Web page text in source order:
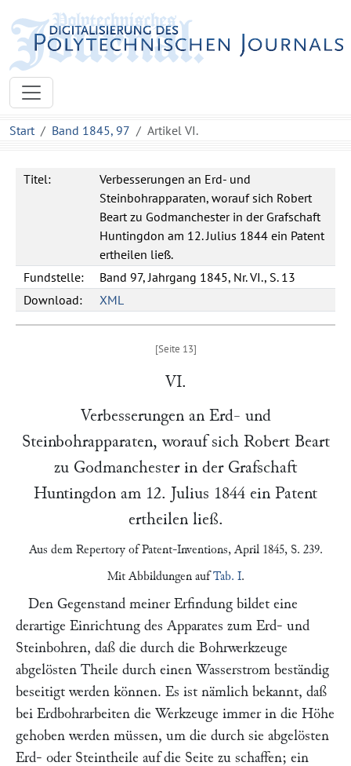
Start Band 1845, 97 Artikel VI.
Titel:
Verbesserungen an Erd- und
Steinbohrapparaten, worauf sich Robert
Beart zu Godmanchester in der Grafschaft
Huntingdon am 12. Julius 1844 ein Patent
ertheilen ließ.
Fundstelle:
Band 97, Jahrgang 1845, Nr. VI., S. 13
Download:
XML
VI.
Verbesserungen an Erd- und
Steinbohrapparaten, worauf sich Robert Beart
zu Godmanchesterin der Grafschaft
Huntingdon am 12. Julius 1844 ein Patent
ertheilen ließ.
Aus dem Repertory of Patent-Inventions, April 1845, S. 239.
Mit Abbildungen aufTab. I.
Den Gegenstand meiner Erfindung bildet eine
derartige Einrichtung des Apparates zum Erd- und
Steinbohren, daß die durch die Bohrwerkzeuge
abgelösten Theile durch einen Wasserstrom beständig
beseitigt werden können. Es ist nämlich bekannt, daß
bei Erdbohrarbeiten die Werkzeuge immer in die Höhe
gehoben werden müssen, um die durch sie abgelösten
Erd- oder Steintheile auf die Seite zu schaffen; ein